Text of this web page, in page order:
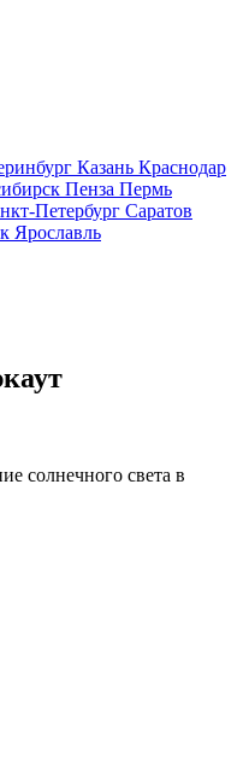
Казань Краснодар
Пенза Пермь
Петербург Саратов
Ярославль
солнечного света в